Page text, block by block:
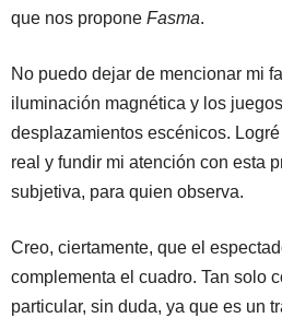
que nos propone Fasma.
No puedo dejar de mencionar mi
iluminación magnética y los
desplazamientos escénicos.
real y fundir mi atención con esta
subjetiva, para quien observa.
Creo, ciertamente, que el
complementa el cuadro. Tan solo
particular, sin duda, ya que es un